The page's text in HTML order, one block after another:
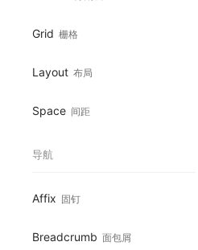
Grid 栅格
Layout 布局
Space 间距
导航
Affix 固钉
Breadcrumb 面包屑